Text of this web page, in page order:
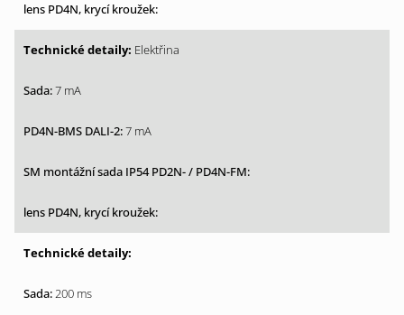
Elektřina
7 mA
7 mA
200 ms